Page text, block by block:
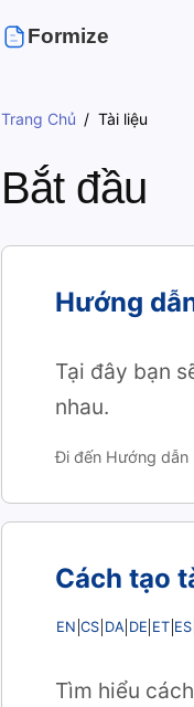
Formize
Trang Chủ Tài liệu
Bắt đầu
Hướng
Tại đây bạn
nhau.
Đi đến Hướng dẫn
Cách tạo
EN CS DA DE ET ES
Tìm hiểu